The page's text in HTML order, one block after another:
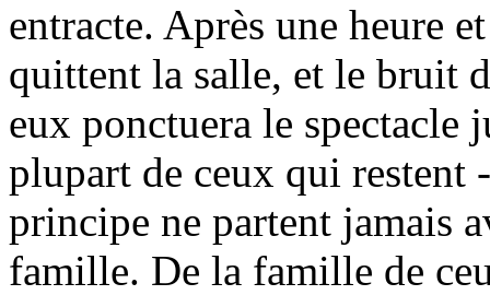
entracte. Après une heure
quittent la salle, et le bruit
eux ponctuera le spectacle
plupart de ceux qui restent
principe ne partent jamais
famille. De la famille de